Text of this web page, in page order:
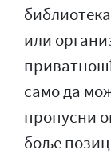
или
само да
пропусни
боље